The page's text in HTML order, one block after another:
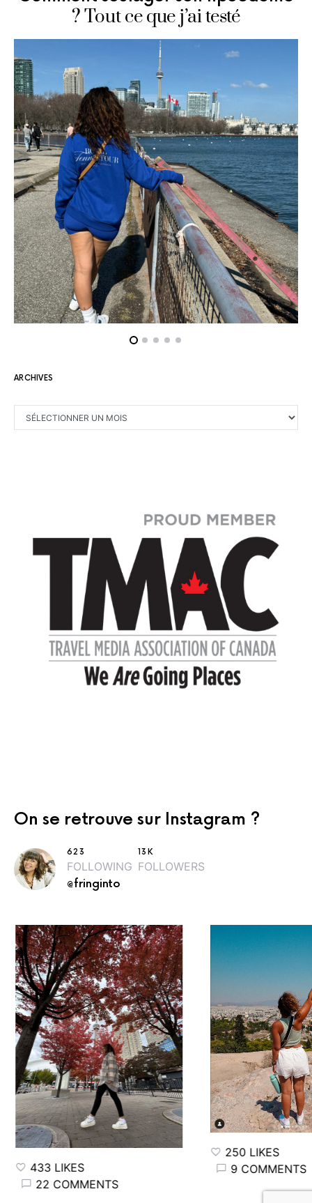
? Tout ce que j’ai testé
ARCHIVES
ARCHIVES
On se retrouve sur Instagram ?
623
FOLLOWING
13K
FOLLOWERS
@fringinto
433 LIKES
22 COMMENTS
250 LIKES
9 COMMENTS